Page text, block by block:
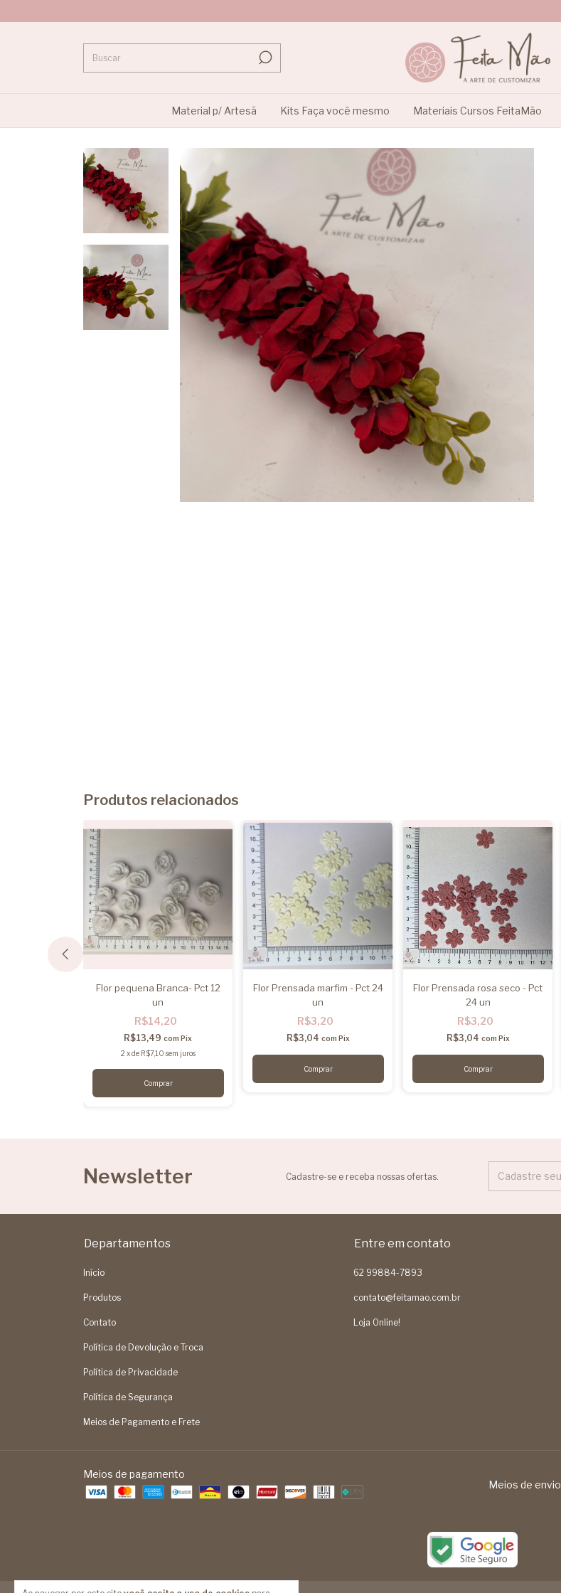
Material p/ Artesã Kits Faça você mesmo Materiais Cursos FeitaMão
Produtos relacionados
Flor pequena Branca- Pct 12
un
R$14,20
R$13,49 com Pix
2 xde R$7,10 sem juros
Flor Prensada marfim - Pct 24
un
R$3,20
R$3,04 com Pix
Flor Prensada rosa seco - Pct
24 un
R$3,20
R$3,04 com Pix
Newsletter Cadastre-se e receba nossas ofertas.
Departamentos
Início
Produtos
Contato
Política de Devolução e Troca
Política de Privacidade
Política de Segurança
Meios de Pagamento e Frete
Entre em contato
62 99884-7893
contato@feitamao.com.br
Loja Online!
Meios de pagamento
Meios de envio